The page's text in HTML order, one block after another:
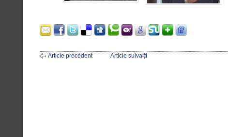
Article précédent Article suivant